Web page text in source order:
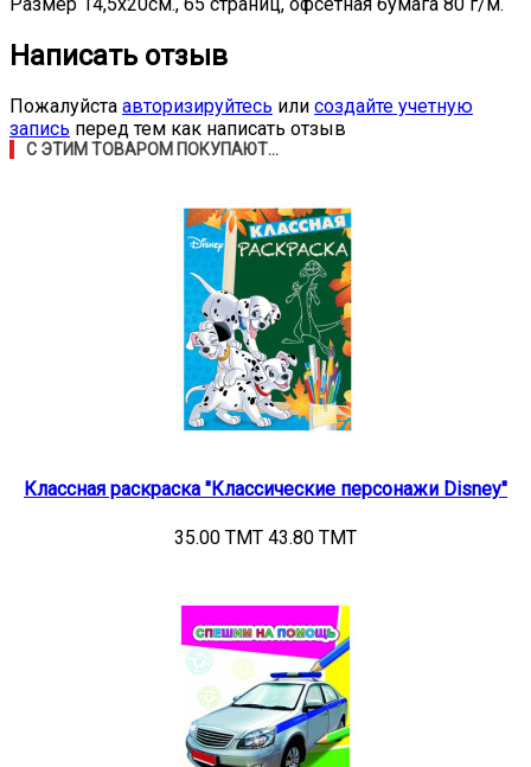
Написать отзыв
Пожалуйста авторизируйтесь или создайте учетную
запись перед тем как написать отзыв
С ЭТИМ ТОВАРОМ ПОКУПАЮТ...
Классная раскраска "Классические персонажи Disney"
35.00 TMT 43.80 TMT